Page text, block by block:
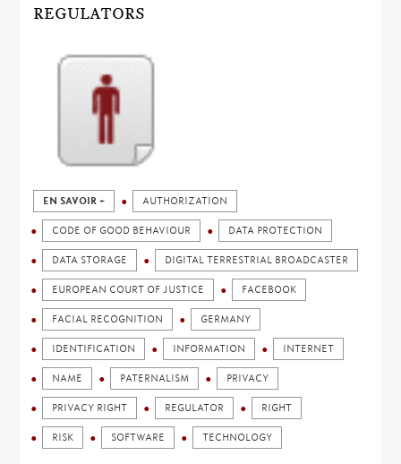
REGULATORS
EN SAVOIR + AUTHORIZATION
CODE OF GOOD BEHAVIOUR DATA PROTECTION
DATA STORAGE DIGITAL TERRESTRIAL BROADCASTER
EUROPEAN COURT OF JUSTICE FACEBOOK
FACIAL RECOGNITION GERMANY
IDENTIFICATION INFORMATION INTERNET
NAME PATERNALISM PRIVACY
PRIVACY RIGHT REGULATOR RIGHT
RISK SOFTWARE TECHNOLOGY